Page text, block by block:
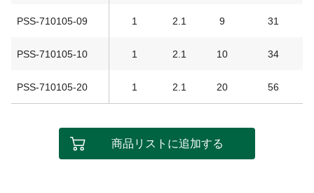
PSS-710105-09 1 2.1 9 31
PSS-710105-10 1 2.1 10 34
PSS-710105-20 1 2.1 20 56
商品リストに追加する